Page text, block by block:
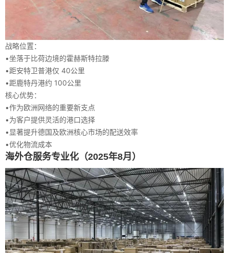
战略位置：
•坐落于比荷边境的霍赫斯特拉滕
•距安特卫普港仅 40公里
•距鹿特丹港约 100公里
核心优势：
•作为欧洲网络的重要新支点
•为客户提供灵活的港口选择
• 显著提升德国及欧洲核心市场的配送效率
•优化物流成本
海外仓服务专业化（2025年8月）